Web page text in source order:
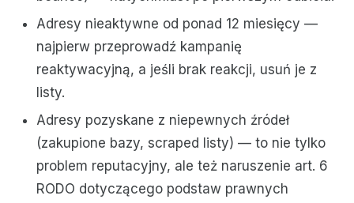
Adresy nieaktywne od ponad 12 miesięcy —
najpierw przeprowadź kampanię
reaktywacyjną, a jeśli brak reakcji, usuń je z
listy.
Adresy pozyskane z niepewnych źródeł
(zakupione bazy, scraped listy) — to nie tylko
problem reputacyjny, ale też naruszenie art. 6
RODO dotyczącego podstaw prawnych